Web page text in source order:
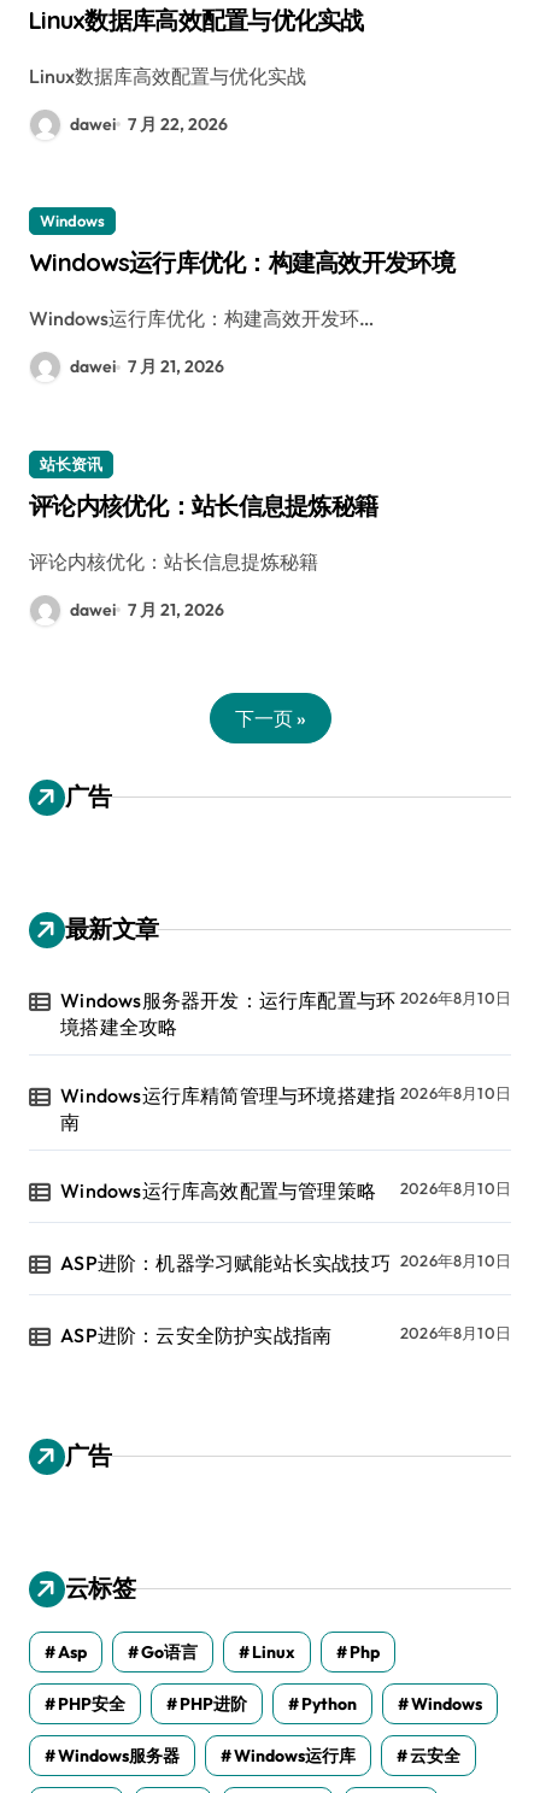
Linux数据库高效配置与优化实战
Linux数据库高效配置与优化实战
dawei 7 月 22, 2026
Windows
Windows运行库优化：构建高效开发环境
Windows运行库优化：构建高效开发环…
dawei 7 月 21, 2026
站长资讯
评论内核优化：站长信息提炼秘籍
评论内核优化：站长信息提炼秘籍
dawei 7 月 21, 2026
下一页 »
广告
最新文章
Windows服务器开发：运行库配置与环
境搭建全攻略
2026年8月10日
Windows运行库精简管理与环境搭建指
南
2026年8月10日
Windows运行库高效配置与管理策略 2026年8月10日
ASP进阶：机器学习赋能站长实战技巧 2026年8月10日
ASP进阶：云安全防护实战指南 2026年8月10日
广告
云标签
Asp Go语言 Linux Php
PHP安全 PHP进阶 Python Windows
Windows服务器 Windows运行库 云安全